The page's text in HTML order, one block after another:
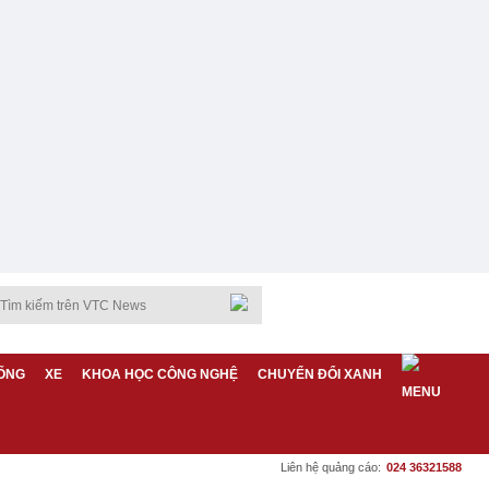
XE KHOA HỌC CÔNG NGHỆ CHUYỂN ĐỔI XANH
Liên hệ quảng cáo: 024 36321588